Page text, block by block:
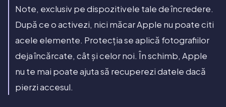
Note, exclusiv pe dispozitivele tale de încredere.
După ce o activezi, nici măcar Apple nu poate citi
acele elemente. Protecția se aplică fotografiilor
deja încărcate, cât și celor noi. În schimb, Apple
nu te mai poate ajuta să recuperezi datele dacă
pierzi accesul.